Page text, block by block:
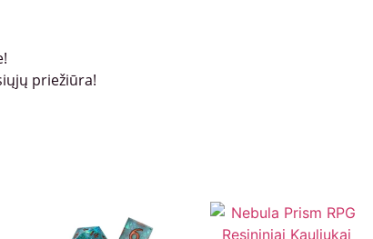
priežiūra!